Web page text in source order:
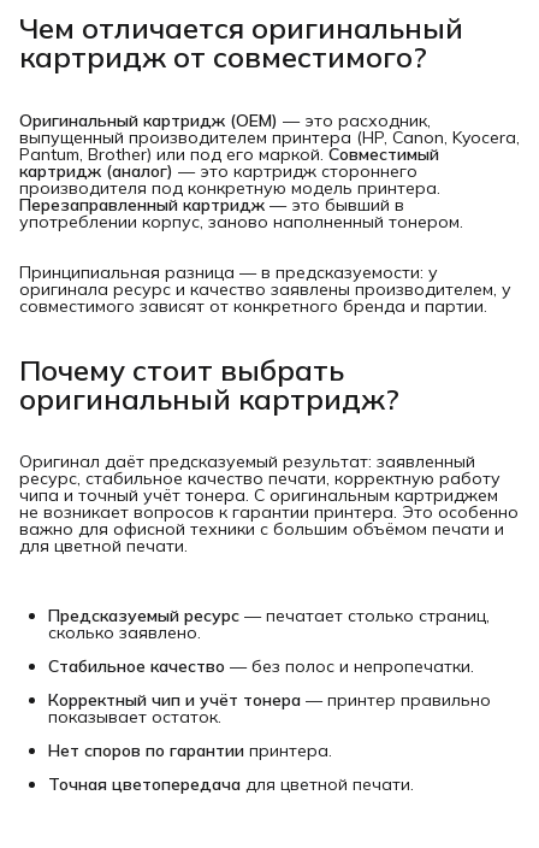
Чем отличается оригинальный
картридж от совместимого?
Оригинальный картридж (OEM) — это расходник,
выпущенный производителем принтера (HP, Canon, Kyocera,
Pantum, Brother) или под его маркой. Совместимый
картридж (аналог) — это картридж стороннего
производителя под конкретную модель принтера.
Перезаправленный картридж— это бывший в
употреблении корпус, заново наполненный тонером.
Принципиальная разница — в предсказуемости: у
оригинала ресурс и качество заявлены производителем, у
совместимого зависят от конкретного бренда и партии.
Почему стоит выбрать
оригинальный картридж?
Оригинал даёт предсказуемый результат: заявленный
ресурс, стабильное качество печати, корректную работу
чипа и точный учёт тонера. С оригинальным картриджем
не возникает вопросов к гарантии принтера. Это особенно
важно для офисной техники с большим объёмом печати и
для цветной печати.
Предсказуемый ресурс — печатает столько страниц,
сколько заявлено.
Стабильное качество — без полос и непропечатки.
Корректный чип и учёт тонера — принтер правильно
показывает остаток.
Нет споров по гарантии принтера.
Точная цветопередача для цветной печати.